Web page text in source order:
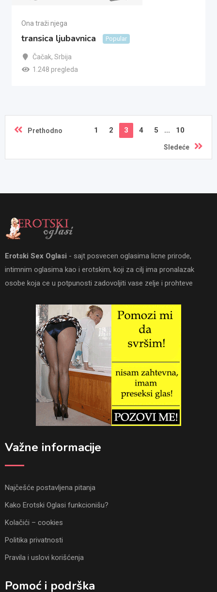
Ona traži njega
transica ljubavnica Popular
Čačak, Srbija
1.248 pregleda
Prethodno 1 2 3 4 5 ... 10
Sledeće
Erotski Sex Oglasi - sajt posvecen oglasima licne prirode,
intimnim oglasima kao i erotskim, koji za cilj ima pronalazak
osobe koja ce u potpunosti zadovoljiti vase zelje i prohteve
Važne informacije
Najčešće postavljena pitanja
Kako Erotski Oglasi funkcionišu?
Kolačići – cookies
Politika privatnosti
Pravila i uslovi korišćenja
Pomoć i podrška